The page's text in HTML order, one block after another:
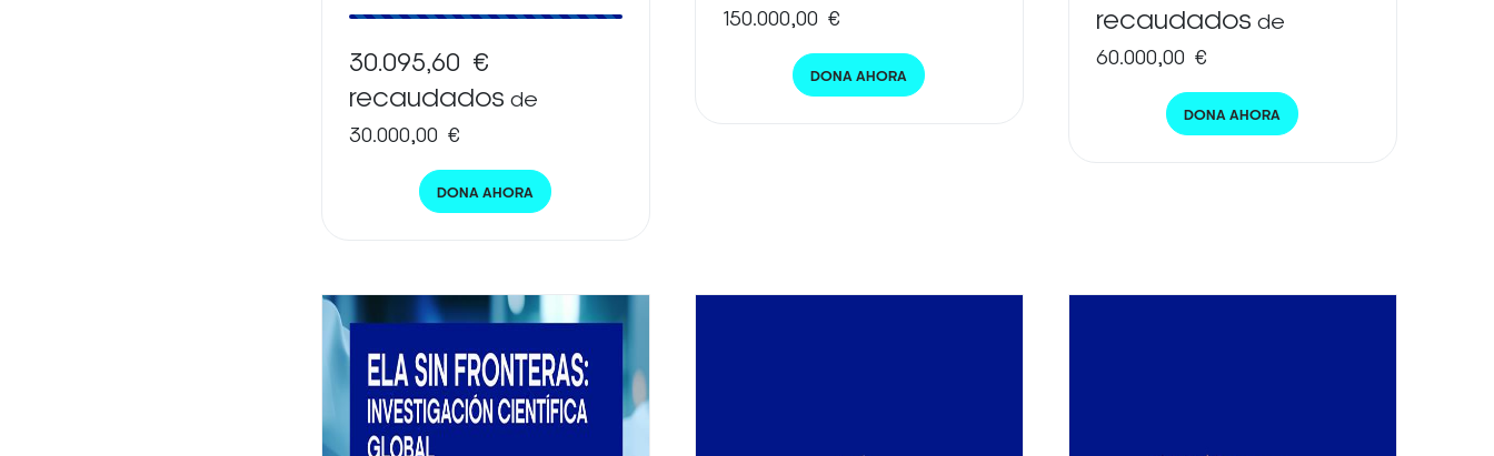
30.095,60 €
recaudados de
30.000,00 €
DONA AHORA
150.000,00 €
DONA AHORA
recaudados de
60.000,00 €
DONA AHORA